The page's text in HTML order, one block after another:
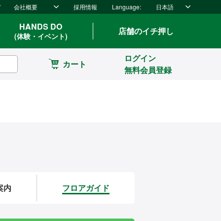
会社概要 採用情報 Language: 日本語
HANDS DO
(体験・イベント) 店舗のイチ押し
カート
ログイン
無料会員登録
内 フロアガイド